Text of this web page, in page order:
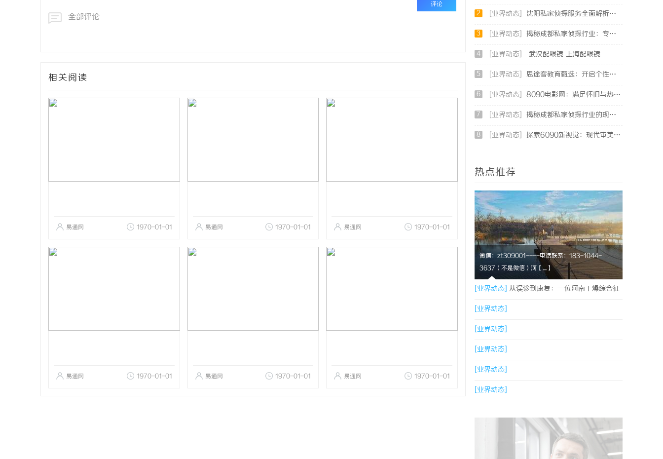
评论
全部评论
相关阅读
易通网 1970-01-01 易通网 1970-01-01 易通网 1970-01-01
易通网 1970-01-01 易通网 1970-01-01 易通网 1970-01-01
2 [业界动态] 沈阳私家侦探服务全面解析：破解疑云，守护真相的专家助力
3 [业界动态] 揭秘成都私家侦探行业：专业服务助力城市安宁
4 [业界动态] 武汉配眼镜 上海配眼镜
5 [业界动态] 思途客教育甄选：开启个性化学习新时代的优质平台
6 [业界动态] 8090电影网：满足怀旧与热播影视需求的理想平台
7 [业界动态] 揭秘成都私家侦探行业的现状与发展趋势
8 [业界动态] 探索6090新视觉：现代审美与复古风潮的完美融合
热点推荐
微信：zt309001----电话联系：183-1044-
3637（不是微信）河【....】
[业界动态] 从误诊到康复：一位河南干燥综合征
患者的艰辛求医路
[业界动态]
[业界动态]
[业界动态]
[业界动态]
[业界动态]